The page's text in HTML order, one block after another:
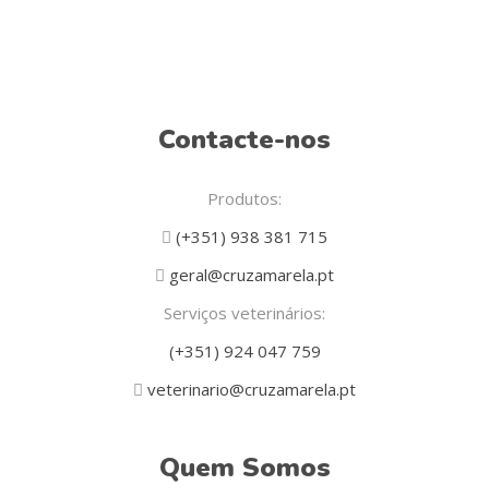
Contacte-nos
Produtos:
(+351) 938 381 715
geral@cruzamarela.pt
Serviços veterinários:
(+351) 924 047 759
veterinario@cruzamarela.pt
Quem Somos